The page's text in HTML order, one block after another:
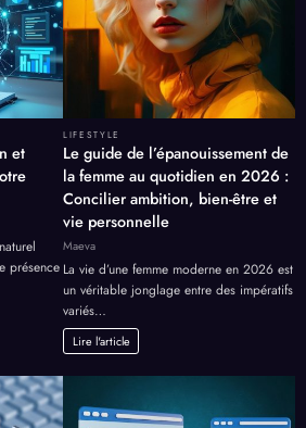
et
présence
LIFESTYLE
Le guide de l’épanouissement de
la femme au quotidien en 2026 :
Concilier ambition, bien-être et
vie personnelle
Maeva
La vie d’une femme moderne en 2026 est
un véritable jonglage entre des impératifs
variés…
Lire l'article